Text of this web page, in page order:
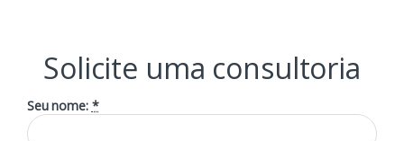
Solicite uma consultoria
Seu nome: *